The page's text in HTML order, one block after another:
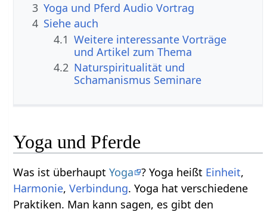
3 Yoga und Pferd Audio Vortrag
4 Siehe auch
4.1 Weitere interessante Vorträge
und Artikel zum Thema
4.2 Naturspiritualität und
Schamanismus Seminare
Yoga und Pferde
Was ist überhauptYoga ? Yoga heißt Einheit,
Harmonie,Verbindung. Yoga hat verschiedene
Praktiken. Man kann sagen, es gibt den